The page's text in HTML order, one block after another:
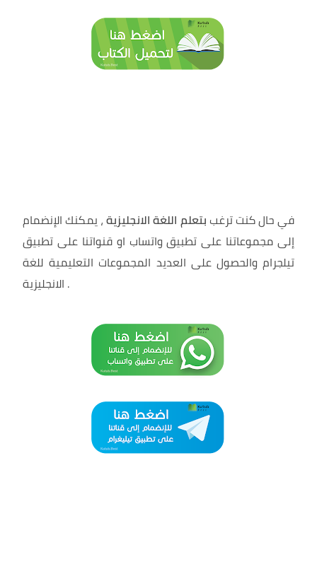
في حال كنت ترغب بتعلم اللغة الانجليزية، يمكنك الإنضمام
إلى مجموعاتنا على تطبيق واتساب او قنواتنا على تطبيق
تيلجرام والحصول على العديد المجموعات التعليمية للغة
.